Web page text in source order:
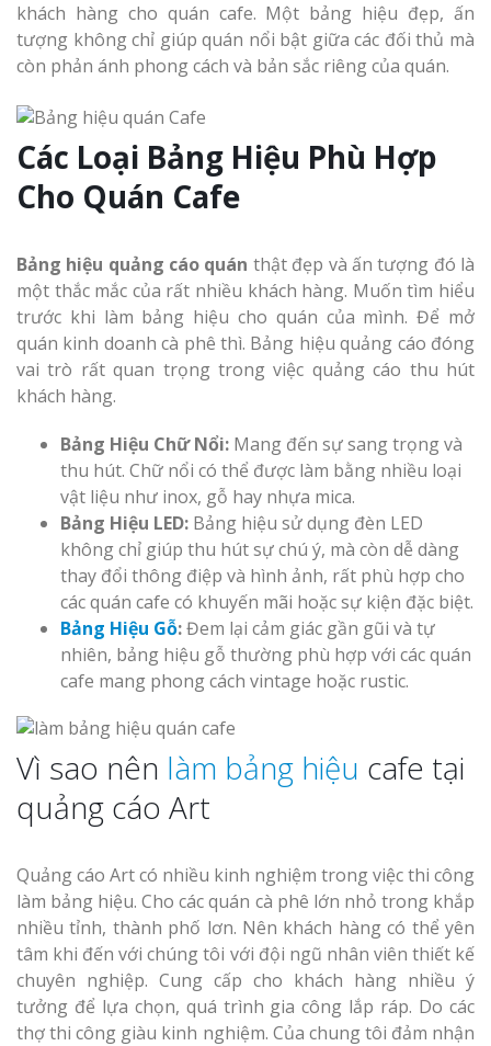
khách hàng cho quán cafe. Một bảng hiệu đẹp, ấn
tượng không chỉ giúp quán nổi bật giữa các đối thủ mà
còn phản ánh phong cách và bản sắc riêng của quán.
Các Loại Bảng Hiệu Phù Hợp
Cho Quán Cafe
Bảng hiệu quảng cáo quán thật đẹp và ấn tượng đó là
một thắc mắc của rất nhiều khách hàng. Muốn tìm hiểu
trước khi làm bảng hiệu cho quán của mình. Để mở
quán kinh doanh cà phê thì. Bảng hiệu quảng cáo đóng
vai trò rất quan trọng trong việc quảng cáo thu hút
khách hàng.
Bảng Hiệu Chữ Nổi: Mang đến sự sang trọng và
thu hút. Chữ nổi có thể được làm bằng nhiều loại
vật liệu như inox, gỗ hay nhựa mica.
Bảng Hiệu LED: Bảng hiệu sử dụng đèn LED
không chỉ giúp thu hút sự chú ý, mà còn dễ dàng
thay đổi thông điệp và hình ảnh, rất phù hợp cho
các quán cafe có khuyến mãi hoặc sự kiện đặc biệt.
Bảng Hiệu Gỗ:Đem lại cảm giác gần gũi và tự
nhiên, bảng hiệu gỗ thường phù hợp với các quán
cafe mang phong cách vintage hoặc rustic.
Vì sao nên làm bảng hiệu cafe tại
quảng cáo Art
Quảng cáo Art có nhiều kinh nghiệm trong việc thi công
làm bảng hiệu. Cho các quán cà phê lớn nhỏ trong khắp
nhiều tỉnh, thành phố lơn. Nên khách hàng có thể yên
tâm khi đến với chúng tôi với đội ngũ nhân viên thiết kế
chuyên nghiệp. Cung cấp cho khách hàng nhiều ý
tưởng để lựa chọn, quá trình gia công lắp ráp. Do các
thợ thi công giàu kinh nghiệm. Của chung tôi đảm nhận
Làm Biển
Mica Tại Vinh Lấy
tại Vinh Nghệ An
Làm Biển
Nam Đàn Uy Tín Giá
Hàng
Hiệu Shop
Nghệ An Đẹp
Thuốc Nghệ An Chuẩn
Hút